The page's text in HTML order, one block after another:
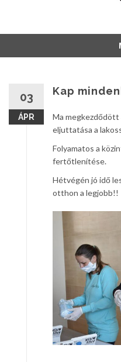
03
ÁPR
Kap
Ma megkezdődött
eljuttatása a
Folyamatos a
fertőtlenítése.
Hétvégén jó idő
otthon a legjobb!!